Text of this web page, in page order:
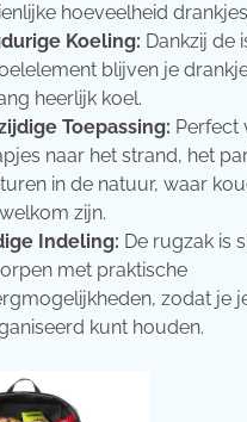
hoeveelheid
Koeling: Dankzij de
blijven je
heerlijk koel.
Toepassing: Perfect
naar het strand, het
in de natuur, waar
zijn.
Indeling: De rugzak is
met praktische
zodat je
kunt houden.